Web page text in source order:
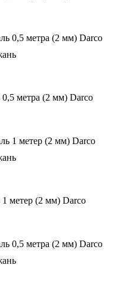
0,5 метра (2 мм) Darco
1 метер (2 мм) Darco